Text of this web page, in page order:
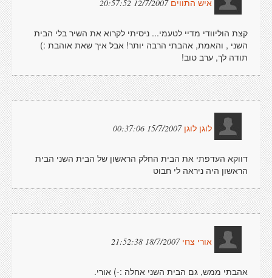
איש התווים 12/7/2007 20:57:52
קצת הוליוודי מדיי לטעמי... ניסיתי לקרוא את השיר בלי הבית
השני , והאמת, אהבתי הרבה יותר! אבל איך שאת אוהבת :)
תודה לך, ערב טוב!
לוגן לוגן 15/7/2007 00:37:06
דווקא העדפתי את הבית החלק הראשון של הבית השני הבית
הראשון היה ניראה לי חבוט
אורי צחי 18/7/2007 21:52:38
אהבתי ממש, גם הבית השני אחלה :-) אורי.